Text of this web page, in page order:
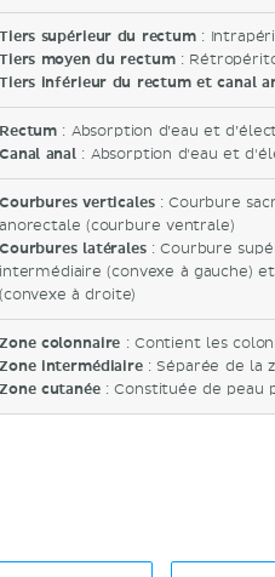
Tiers supérieur du rectum :
Tiers moyen du rectum:
Tiers inférieur du rectum et canal
Rectum : Absorption d’eau et
Canal anal : Absorption d'eau et
Courbures verticales: Courbure
anorectale (courbure ventrale)
Courbures latérales : Courbure
intermédiaire (convexe à gauche)
(convexe à droite)
Zone colonnaire : Contient les
Zone intermédiaire: Séparée de la
Zone cutanée: Constituée de peau